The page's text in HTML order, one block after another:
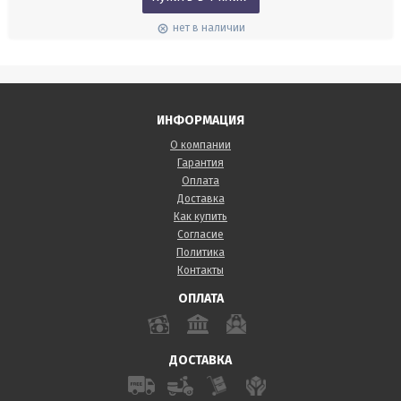
нет в наличии
ИНФОРМАЦИЯ
О компании
Гарантия
Оплата
Доставка
Как купить
Согласие
Политика
Контакты
ОПЛАТА
ДОСТАВКА